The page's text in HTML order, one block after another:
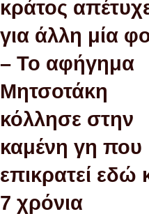
κράτος
για άλλη μία
– Το αφήγημα
Μητσοτάκη
κόλλησε στην
καμένη γη που
επικρατεί εδώ
7 χρόνια